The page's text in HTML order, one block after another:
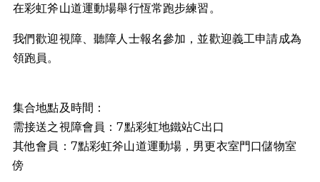
在彩虹斧山道運動場舉行恆常跑步練習。
我們歡迎視障、聽障人士報名參加，並歡迎義工申請成為
領跑員。
集合地點及時間：
需接送之視障會員：7點彩虹地鐵站C出口
其他會員：7點彩虹斧山道運動場，男更衣室門口儲物室
傍